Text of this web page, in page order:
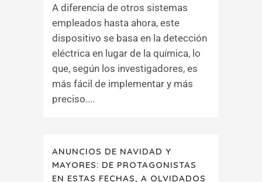
A diferencia de otros sistemas
empleados hasta ahora, este
dispositivo se basa en la detección
eléctrica en lugar de la química, lo
que, según los investigadores, es
más fácil de implementar y más
preciso....
ANUNCIOS DE NAVIDAD Y
MAYORES: DE PROTAGONISTAS
EN ESTAS FECHAS, A OLVIDADOS